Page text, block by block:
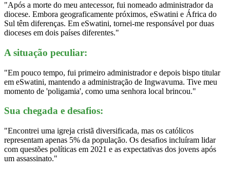
"Após a morte do meu antecessor, fui nomeado administrador da
diocese. Embora geograficamente próximos, eSwatini e África do
Sul têm diferenças. Em eSwatini, tornei-me responsável por duas
dioceses em dois países diferentes."
A situação peculiar:
"Em pouco tempo, fui primeiro administrador e depois bispo titular
em eSwatini, mantendo a administração de Ingwavuma. Tive meu
momento de 'poligamia', como uma senhora local brincou."
Sua chegada e desafios:
"Encontrei uma igreja cristã diversificada, mas os católicos
representam apenas 5% da população. Os desafios incluíram lidar
com questões políticas em 2021 e as expectativas dos jovens após
um assassinato."